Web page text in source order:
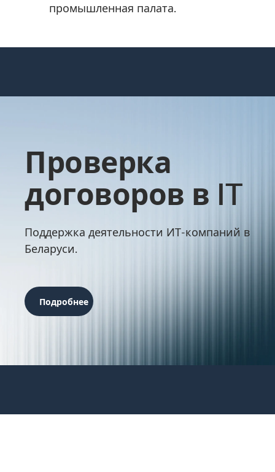
промышленная палата.
Проверка
договоров в IT
Поддержка деятельности ИТ-компаний в
Беларуси.
Подробнее